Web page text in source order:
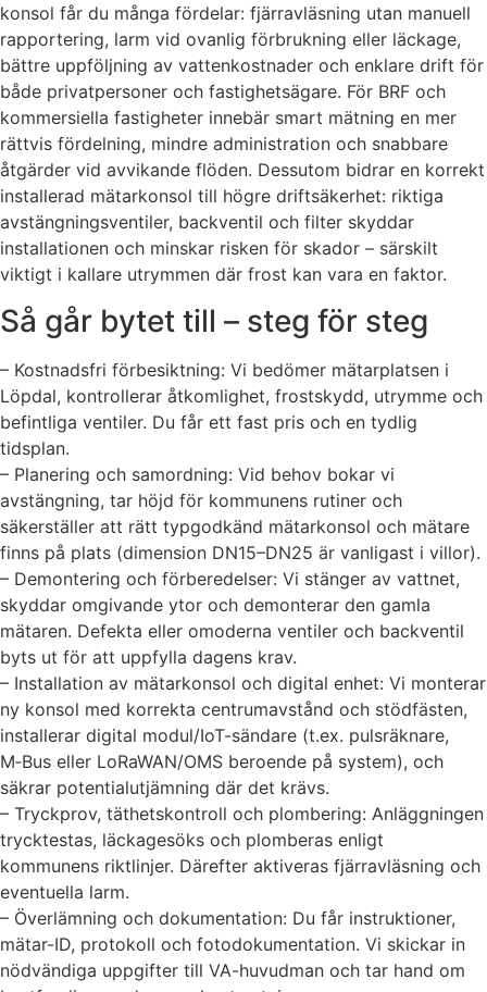
konsol får du många fördelar: fjärravläsning utan manuell
rapportering, larm vid ovanlig förbrukning eller läckage,
bättre uppföljning av vattenkostnader och enklare drift för
både privatpersoner och fastighetsägare. För BRF och
kommersiella fastigheter innebär smart mätning en mer
rättvis fördelning, mindre administration och snabbare
åtgärder vid avvikande flöden. Dessutom bidrar en korrekt
installerad mätarkonsol till högre driftsäkerhet: riktiga
avstängningsventiler, backventil och filter skyddar
installationen och minskar risken för skador – särskilt
viktigt i kallare utrymmen där frost kan vara en faktor.
Så går bytet till – steg för steg
– Kostnadsfri förbesiktning: Vi bedömer mätarplatsen i
Löpdal, kontrollerar åtkomlighet, frostskydd, utrymme och
befintliga ventiler. Du får ett fast pris och en tydlig
tidsplan.
– Planering och samordning: Vid behov bokar vi
avstängning, tar höjd för kommunens rutiner och
säkerställer att rätt typgodkänd mätarkonsol och mätare
finns på plats (dimension DN15–DN25 är vanligast i villor).
– Demontering och förberedelser: Vi stänger av vattnet,
skyddar omgivande ytor och demonterar den gamla
mätaren. Defekta eller omoderna ventiler och backventil
byts ut för att uppfylla dagens krav.
– Installation av mätarkonsol och digital enhet: Vi monterar
ny konsol med korrekta centrumavstånd och stödfästen,
installerar digital modul/IoT-sändare (t.ex. pulsräknare,
M‑Bus eller LoRaWAN/OMS beroende på system), och
säkrar potentialutjämning där det krävs.
– Tryckprov, täthetskontroll och plombering: Anläggningen
trycktestas, läckagesöks och plomberas enligt
kommunens riktlinjer. Därefter aktiveras fjärravläsning och
eventuella larm.
– Överlämning och dokumentation: Du får instruktioner,
mätar-ID, protokoll och fotodokumentation. Vi skickar in
nödvändiga uppgifter till VA-huvudman och tar hand om